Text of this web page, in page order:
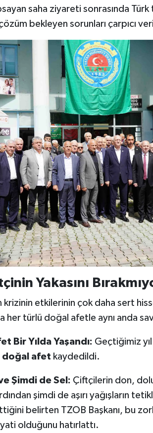
saha ziyareti sonrasında Türk
bekleyen sorunları çarpıcı
Yakasını
krizinin etkilerinin çok daha sert
her türlü doğal afetle aynı anda
Bir Yılda Yaşandı: Geçtiğimiz
doğal afet kaydedildi.
Şimdi de Sel: Çiftçilerin don,
şimdi de aşırı yağışların
belirten TZOB Başkanı, bu
olduğunu hatırlattı.